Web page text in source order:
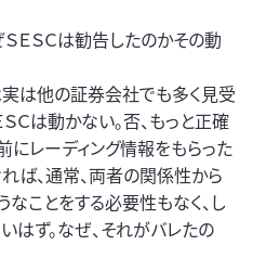
ＥＳＣは勧告したのかその動
実は他の証券会社でも多く見受
Ｃは動かない。否、もっと正確
にレーディング情報をもらった
ば、通常、両者の関係性から
ことをする必要性もなく、し
はず。なぜ、それがバレたの